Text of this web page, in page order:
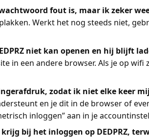
fout is, maar ik zeker
Werkt het nog steeds niet,
niet kan openen en hij blijft
in een andere browser. Als je op
zodat ik niet elke keer
en je dit in de browser of
inloggen” aan in je
bij het inloggen op DEDPRZ,